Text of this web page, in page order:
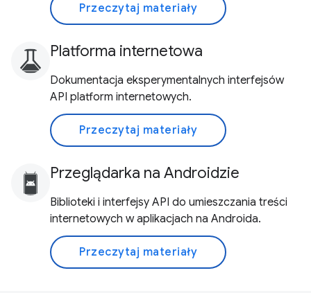
Przeczytaj materiały
Platforma internetowa
Dokumentacja eksperymentalnych interfejsów
API platform internetowych.
Przeczytaj materiały
Przeglądarka na Androidzie
Biblioteki i interfejsy API do umieszczania treści
internetowych w aplikacjach na Androida.
Przeczytaj materiały